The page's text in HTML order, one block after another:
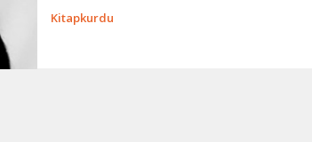
Kitapkurdu